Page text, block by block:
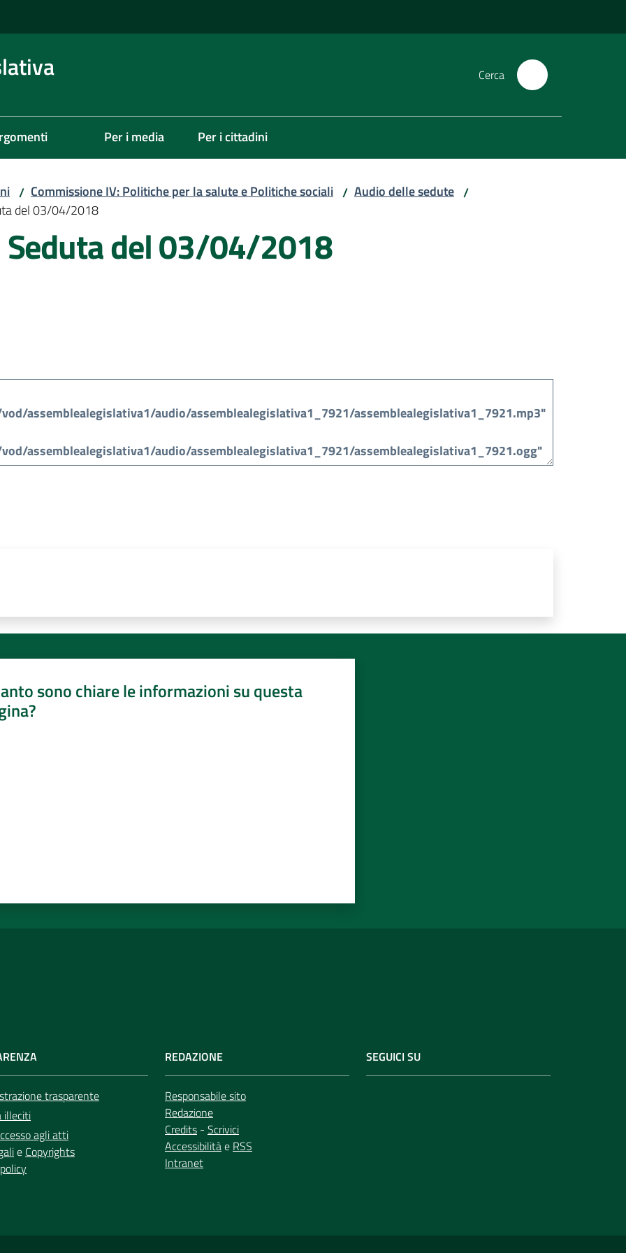
Cerca
Per i media Per i cittadini
/ Commissione IV: Politiche per la salute e Politiche sociali / Audio delle sedute /
del 03/04/2018
Seduta del 03/04/2018
sono chiare le informazioni su questa
trasparente
illeciti
agli atti
e Copyrights
REDAZIONE
Responsabile sito
Redazione
Credits - Scrivici
Accessibilitàe RSS
Intranet
SEGUICI SU